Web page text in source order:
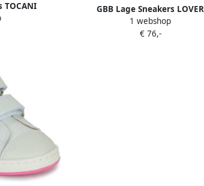
TOCANI
GBB Lage Sneakers LOVER
1 webshop
€ 76,-